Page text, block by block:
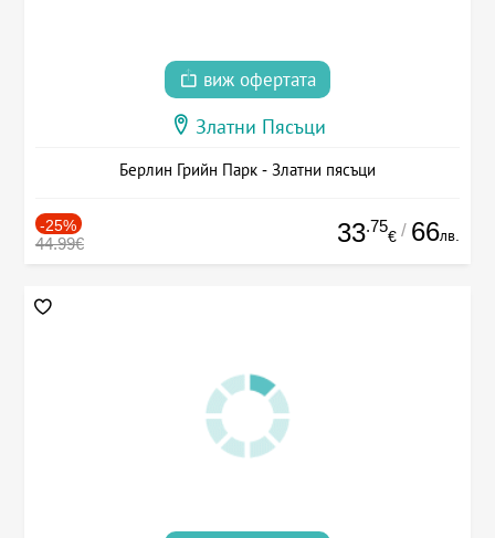
виж офертата
Златни Пясъци
Берлин Грийн Парк - Златни пясъци
-25%
44.99€ 33.75
€ / 66лв.